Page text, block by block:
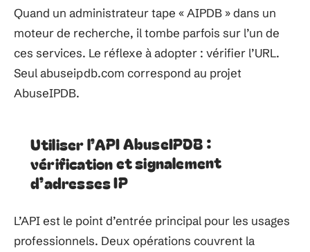
Quand un administrateur tape « AIPDB » dans un
moteur de recherche, il tombe parfois sur l’un de
ces services. Le réflexe à adopter : vérifier l’URL.
Seul abuseipdb.com correspond au projet
AbuseIPDB.
Utiliser l’API AbuseIPDB :
vérification et signalement
d’adresses IP
L’API est le point d’entrée principal pour les usages
professionnels. Deux opérations couvrent la